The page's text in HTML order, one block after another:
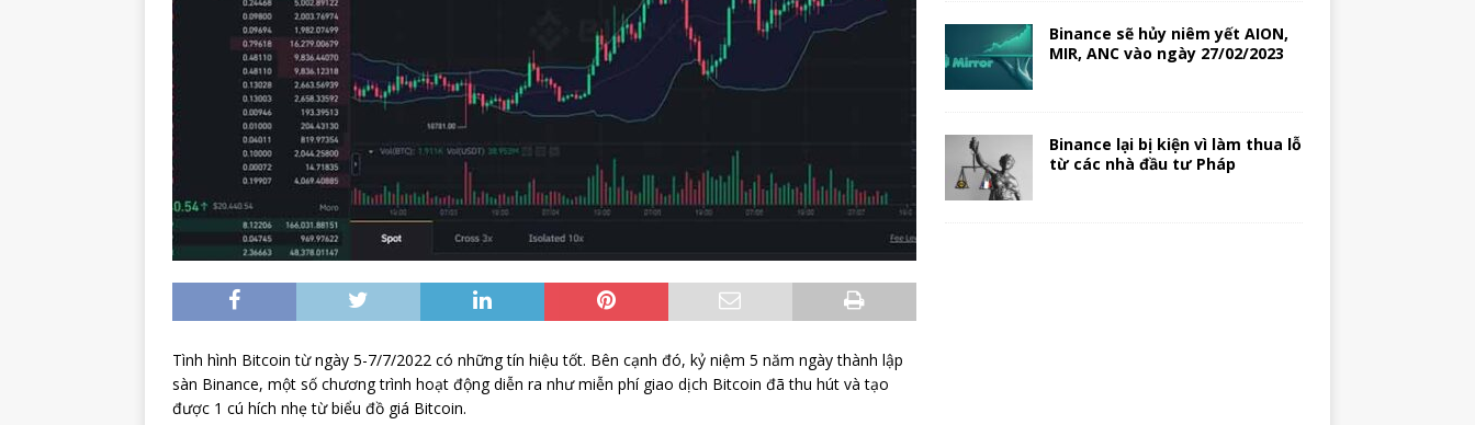
Tình hình Bitcoin từ ngày 5-7/7/2022 có những tín hiệu tốt. Bên cạnh đó, kỷ niệm 5 năm ngày thành lập
sàn Binance, một số chương trình hoạt động diễn ra như miễn phí giao dịch Bitcoin đã thu hút và tạo
được 1 cú hích nhẹ từ biểu đồ giá Bitcoin.
Binance sẽ hủy niêm yết AION,
MIR, ANC vào ngày 27/02/2023
Binance lại bị kiện vì làm thua lỗ
từ các nhà đầu tư Pháp